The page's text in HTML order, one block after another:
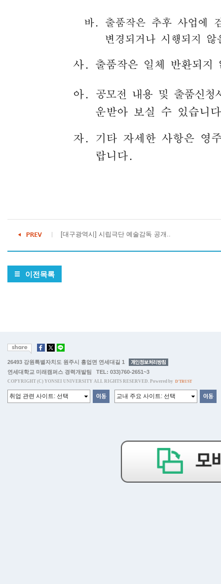
[대구광역시] 시립극단 예술감독 공개..
이전목록
26493 강원특별자치도 원주시 흥업면 연세대길 1
연세대학교 미래캠퍼스 경력개발팀 TEL: 033)760-2651~3
COPYRIGHT (C) YONSEI UNIVERSITY ALL RIGHTS RESERVED. Powered by D'TRUST